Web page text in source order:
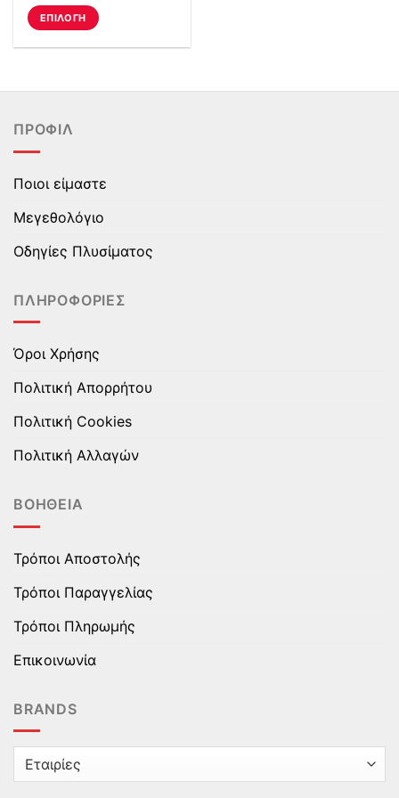
ΕΠΙΛΟΓΉ
έχει
παραλλαγές.
Οι
μπορούν
επιλεγούν
στη
σελίδα
προϊόντος
ΠΡΟΦΊΛ
Ποιοι είμαστε
Μεγεθολόγιο
Οδηγίες Πλυσίματος
ΠΛΗΡΟΦΟΡΊΕΣ
Όροι Χρήσης
Πολιτική Απορρήτου
Πολιτική Cookies
Πολιτική Αλλαγών
ΒΟΉΘΕΙΑ
Τρόποι Αποστολής
Τρόποι Παραγγελίας
Τρόποι Πληρωμής
Επικοινωνία
BRANDS